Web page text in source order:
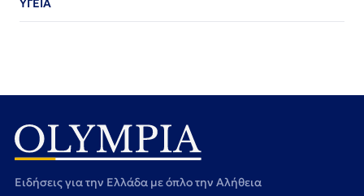
Ειδήσεις για την Ελλάδα με όπλο την Αλήθεια